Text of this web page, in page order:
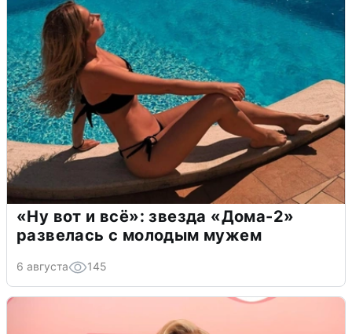
«Ну вот и всё»: звезда «Дома-2»
развелась с молодым мужем
6 августа 145